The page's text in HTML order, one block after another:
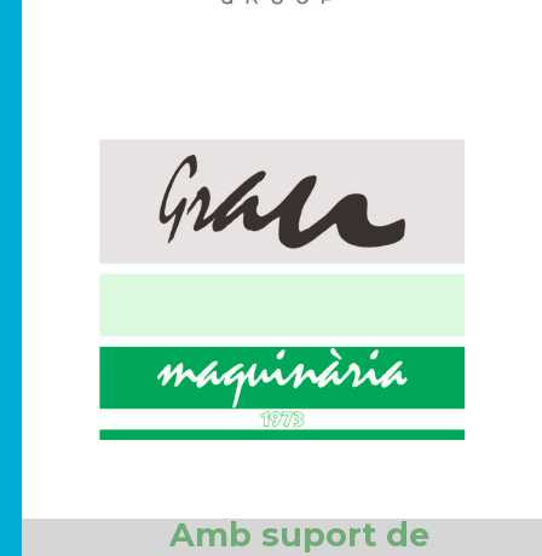
Amb suport de